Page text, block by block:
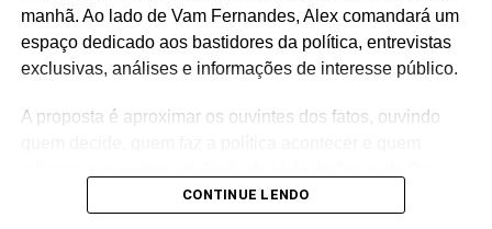
manhã. Ao lado de Vam Fernandes, Alex comandará um
espaço dedicado aos bastidores da política, entrevistas
exclusivas, análises e informações de interesse público.
A proposta é aproximar os ouvintes dos fatos, ouvindo
CONTINUE LENDO